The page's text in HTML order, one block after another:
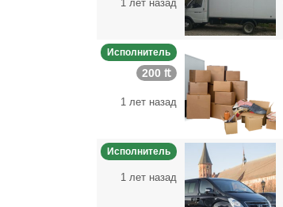
1 лет назад
Исполнитель
200 ₶
1 лет назад
Исполнитель
1 лет назад